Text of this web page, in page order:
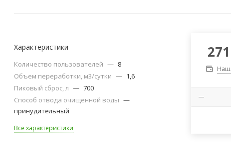
Характеристики
Количество пользователей — 8
Объем переработки, м3/сутки — 1,6
Пиковый сброс, л — 700
Способ отвода очищенной воды —
принудительный
Все характеристики